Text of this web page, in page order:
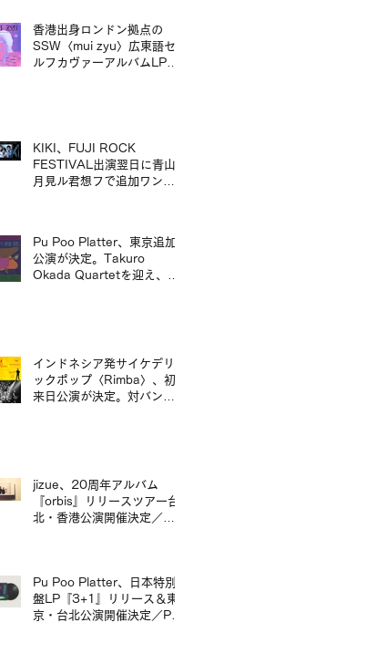
香港出身ロンドン拠点の
SSW〈mui zyu〉広東語セ
ルフカヴァーアルバムLPリ
KIKI、FUJI ROCK
FESTIVAL出演翌日に青山
月見ル君想フで追加ワンマ
想フ舉行追加專場演出
Pu Poo Platter、東京追加
公演が決定。Takuro
Okada Quartetを迎え、青
インドネシア発サイケデリ
ックポップ〈Rimba〉、初
来日公演が決定。対バンに
大師「沖井禮二 Group」同
台演出。
jizue、20周年アルバム
『orbis』リリースツアー台
北・香港公演開催決定／
Pu Poo Platter、日本特別
盤LP『3+1』リリース＆東
京・台北公演開催決定／Pu